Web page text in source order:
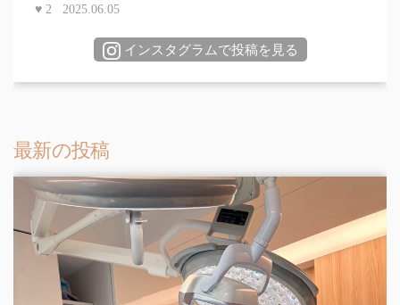
♥ 2 2025.06.05
インスタグラムで投稿を見る
最新の投稿